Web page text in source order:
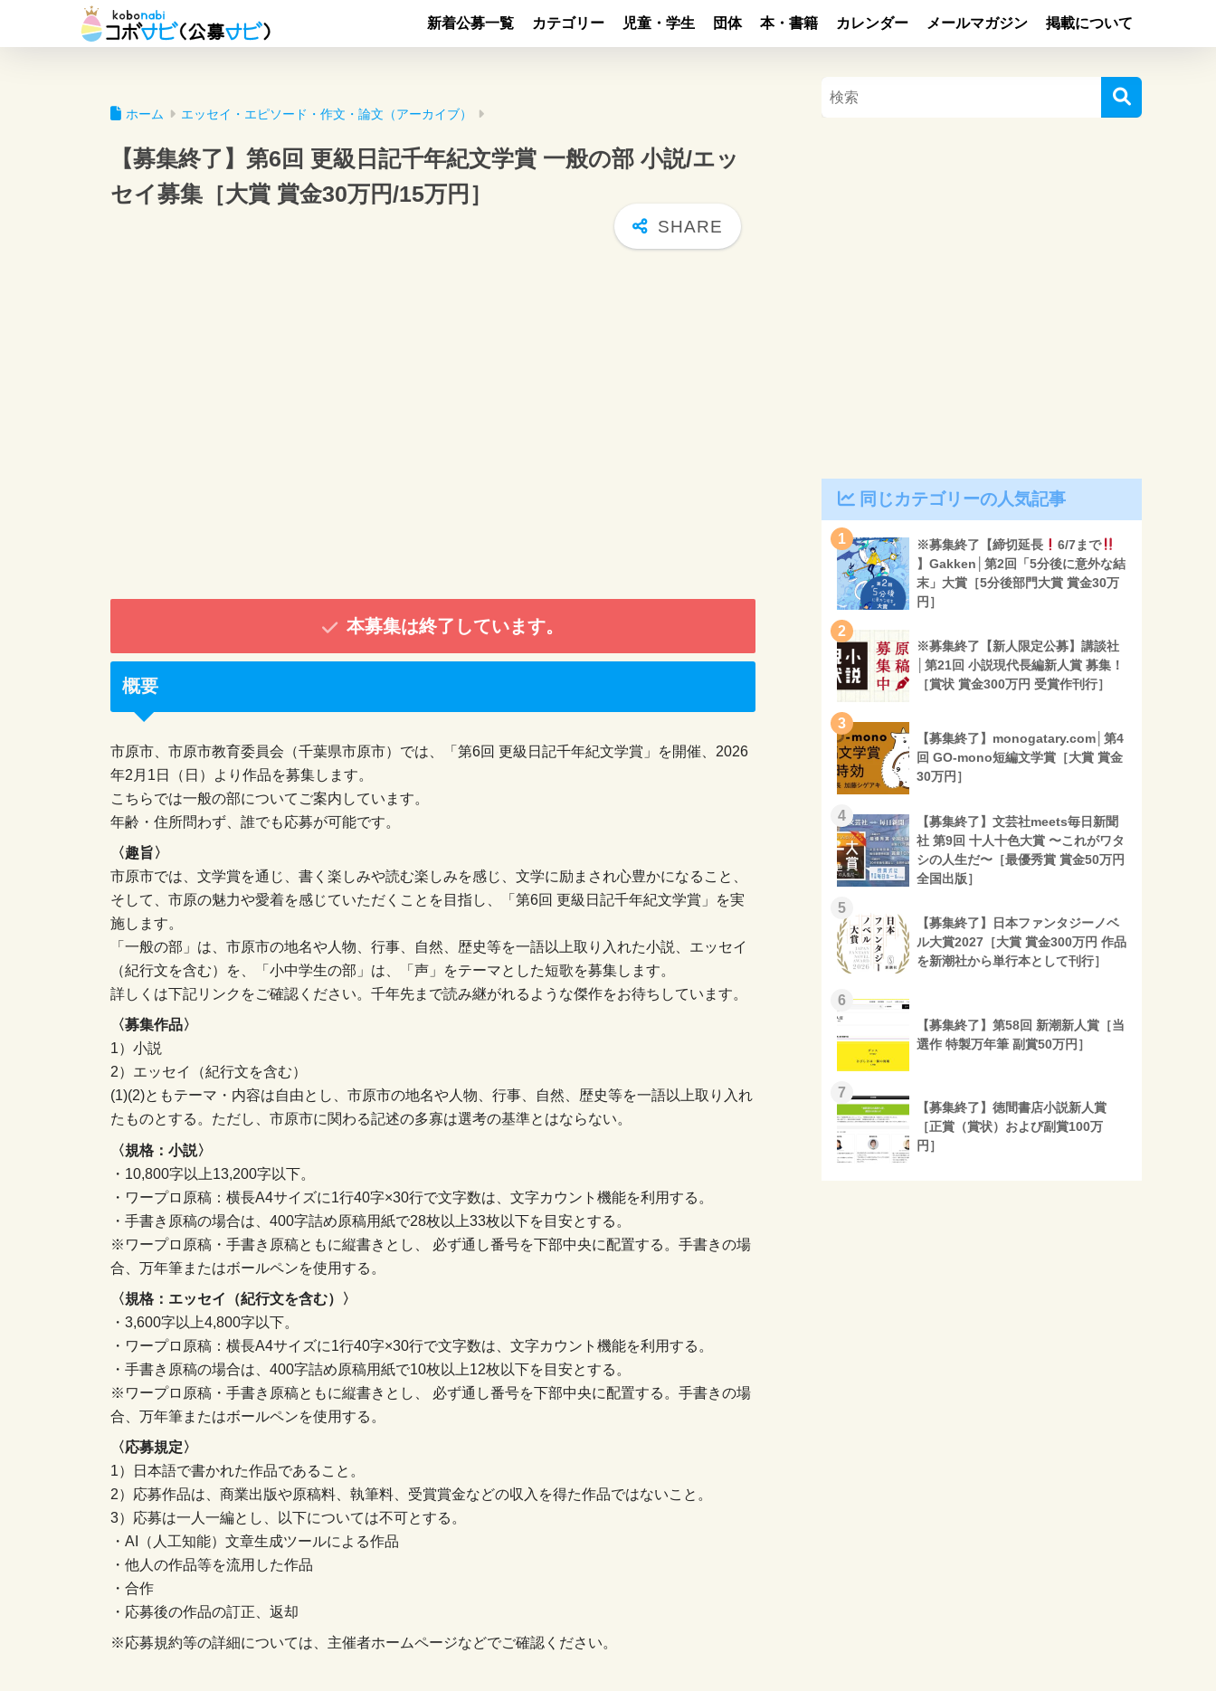
新着公募一覧 カテゴリー 児童・学生 団体 本・書籍 カレンダー メールマガジン 掲載について
ホーム エッセイ・エピソード・作文・論文（アーカイブ）
【募集終了】第6回 更級日記千年紀文学賞 一般の部 小説/エッ
セイ募集［大賞 賞金30万円/15万円］
本募集は終了しています。
概要
市原市、市原市教育委員会（千葉県市原市）では、「第6回 更級日記千年紀文学賞」を開催、2026
年2月1日（日）より作品を募集します。
こちらでは一般の部についてご案内しています。
年齢・住所問わず、誰でも応募が可能です。
〈趣旨〉
市原市では、文学賞を通じ、書く楽しみや読む楽しみを感じ、文学に励まされ心豊かになること、
そして、市原の魅力や愛着を感じていただくことを目指し、「第6回 更級日記千年紀文学賞」を実
施します。
「一般の部」は、市原市の地名や人物、行事、自然、歴史等を一語以上取り入れた小説、エッセイ
（紀行文を含む）を、「小中学生の部」は、「声」をテーマとした短歌を募集します。
詳しくは下記リンクをご確認ください。千年先まで読み継がれるような傑作をお待ちしています。
〈募集作品〉
1）小説
2）エッセイ（紀行文を含む）
(1)(2)ともテーマ・内容は自由とし、市原市の地名や人物、行事、自然、歴史等を一語以上取り入れ
たものとする。ただし、市原市に関わる記述の多寡は選考の基準とはならない。
〈規格：小説〉
・10,800字以上13,200字以下。
・ワープロ原稿：横長A4サイズに1行40字×30行で文字数は、文字カウント機能を利用する。
・手書き原稿の場合は、400字詰め原稿用紙で28枚以上33枚以下を目安とする。
※ワープロ原稿・手書き原稿ともに縦書きとし、 必ず通し番号を下部中央に配置する。手書きの場
合、万年筆またはボールペンを使用する。
〈規格：エッセイ（紀行文を含む）〉
・3,600字以上4,800字以下。
・ワープロ原稿：横長A4サイズに1行40字×30行で文字数は、文字カウント機能を利用する。
・手書き原稿の場合は、400字詰め原稿用紙で10枚以上12枚以下を目安とする。
※ワープロ原稿・手書き原稿ともに縦書きとし、 必ず通し番号を下部中央に配置する。手書きの場
合、万年筆またはボールペンを使用する。
〈応募規定〉
1）日本語で書かれた作品であること。
2）応募作品は、商業出版や原稿料、執筆料、受賞賞金などの収入を得た作品ではないこと。
3）応募は一人一編とし、以下については不可とする。
・AI（人工知能）文章生成ツールによる作品
・他人の作品等を流用した作品
・合作
・応募後の作品の訂正、返却
※応募規約等の詳細については、主催者ホームページなどでご確認ください。
同じカテゴリーの人気記事
1 ※募集終了【締切延長
6/7まで
】Gakken│第2回「5分後に意外な結
末」大賞［5分後部門大賞 賞金30万
円］
2
※募集終了【新人限定公募】講談社
│第21回 小説現代長編新人賞 募集！
［賞状 賞金300万円 受賞作刊行］
3
【募集終了】monogatary.com│第4
回 GO-mono短編文学賞［大賞 賞金
30万円］
4
【募集終了】文芸社meets毎日新聞
社 第9回 十人十色大賞 〜これがワタ
シの人生だ〜［最優秀賞 賞金50万円
全国出版］
5
【募集終了】日本ファンタジーノベ
ル大賞2027［大賞 賞金300万円 作品
を新潮社から単行本として刊行］
6
【募集終了】第58回 新潮新人賞［当
選作 特製万年筆 副賞50万円］
7
【募集終了】徳間書店小説新人賞
［正賞（賞状）および副賞100万
円］